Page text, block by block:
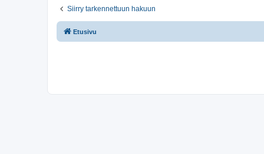
Siirry tarkennettuun hakuun
Etusivu